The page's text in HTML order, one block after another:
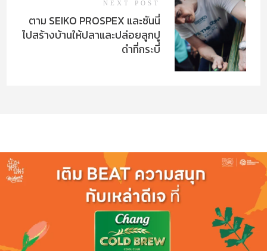
NEXT POST
ตาม SEIKO PROSPEX และซันนี่
ไปสร้างบ้านให้ปลาและปล่อยลูกปู
ดำที่กระบี่